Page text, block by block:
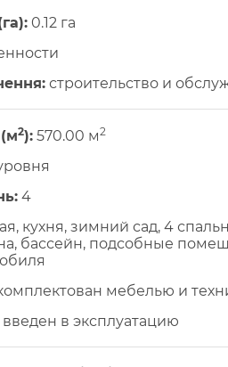
0.12 га
строительство и
2): 570.00 м2
4
кухня, зимний сад, 4
бассейн, подсобные
мебелью и
введен в эксплуатацию